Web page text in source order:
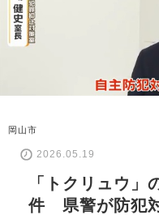
岡山市
2026.05.19
「トクリュウ」
件 県警が防犯